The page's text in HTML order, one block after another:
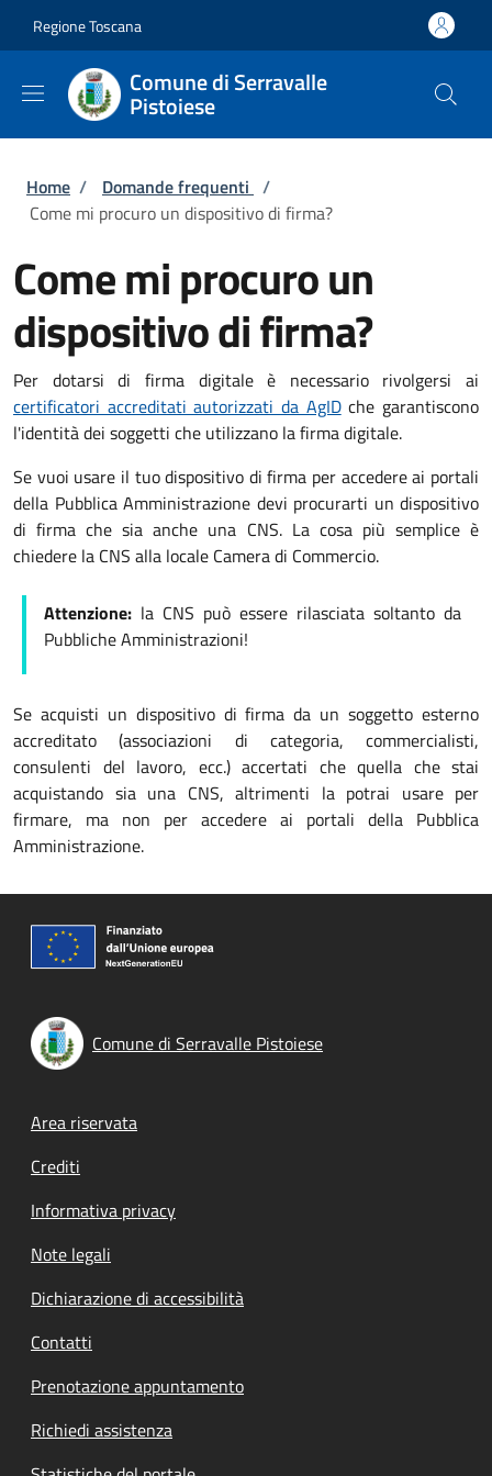
Regione Toscana
Comune di Serravalle
Pistoiese
Briciole di pane
Home / Domande frequenti /
Come mi procuro un dispositivo di firma?
Come mi procuro un
dispositivo di firma?
Per dotarsi di firma digitale è necessario rivolgersi ai
certificatori accreditati autorizzati da AgIDche garantiscono
l'identità dei soggetti che utilizzano la firma digitale.
Se vuoi usare il tuo dispositivo di firma per accedere ai portali
della Pubblica Amministrazione devi procurarti un dispositivo
di firma che sia anche una CNS. La cosa più semplice è
chiedere la CNS alla locale Camera di Commercio.
Attenzione: la CNS può essere rilasciata soltanto da
Pubbliche Amministrazioni!
Se acquisti un dispositivo di firma da un soggetto esterno
accreditato (associazioni di categoria, commercialisti,
consulenti del lavoro, ecc.) accertati che quella che stai
acquistando sia una CNS, altrimenti la potrai usare per
firmare, ma non per accedere ai portali della Pubblica
Amministrazione.
Comune di Serravalle Pistoiese
Footer menu
Area riservata
Crediti
Informativa privacy
Note legali
Dichiarazione di accessibilità
Contatti
Prenotazione appuntamento
Richiedi assistenza